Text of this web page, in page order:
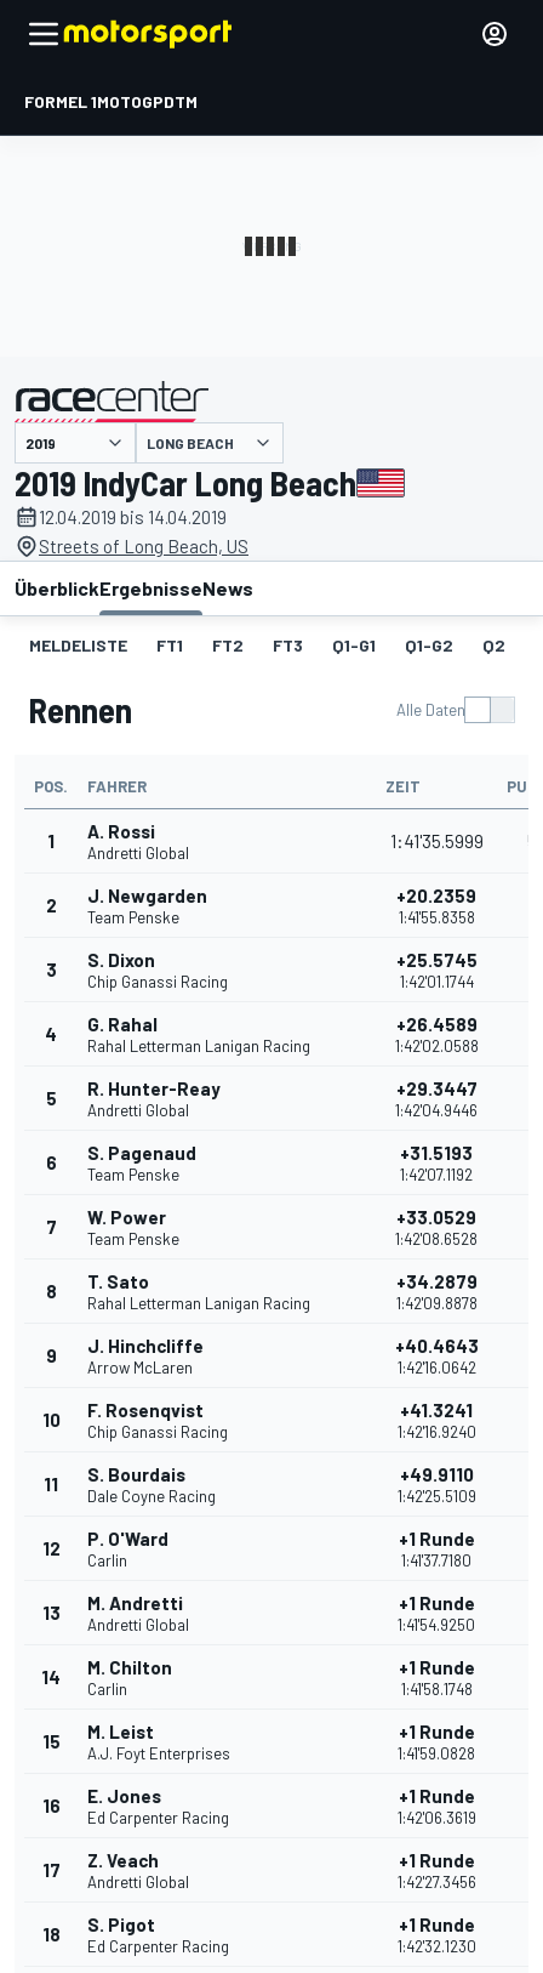
FORMEL 1MOTOGPDTM
LONG BEACH
2019 IndyCar Long Beach
12.04.2019 bis 14.04.2019
Streets of Long Beach, US
ÜberblickErgebnisseNews
MELDELISTE FT1 FT2 FT3 Q1-G1 Q1-G2 Q2
Rennen Alle Daten
POS. FAHRER ZEIT
1 A. Rossi
Andretti Global
1:41'35.5999
2 J. Newgarden
Team Penske
+20.2359
1:41'55.8358
3 S. Dixon
Chip Ganassi Racing
+25.5745
1:42'01.1744
4 G. Rahal
Rahal Letterman Lanigan Racing
+26.4589
1:42'02.0588
5 R. Hunter-Reay
Andretti Global
+29.3447
1:42'04.9446
6 S. Pagenaud
Team Penske
+31.5193
1:42'07.1192
7 W. Power
Team Penske
+33.0529
1:42'08.6528
8 T. Sato
Rahal Letterman Lanigan Racing
+34.2879
1:42'09.8878
9 J. Hinchcliffe
Arrow McLaren
+40.4643
1:42'16.0642
10 F. Rosenqvist
Chip Ganassi Racing
+41.3241
1:42'16.9240
11 S. Bourdais
Dale Coyne Racing
+49.9110
1:42'25.5109
12 P. O'Ward
Carlin
+1 Runde
1:41'37.7180
13 M. Andretti
Andretti Global
+1 Runde
1:41'54.9250
14 M. Chilton
Carlin
+1 Runde
1:41'58.1748
15 M. Leist
A.J. Foyt Enterprises
+1 Runde
1:41'59.0828
16 E. Jones
Ed Carpenter Racing
+1 Runde
1:42'06.3619
17 Z. Veach
Andretti Global
+1 Runde
1:42'27.3456
18 S. Pigot
Ed Carpenter Racing
+1 Runde
1:42'32.1230